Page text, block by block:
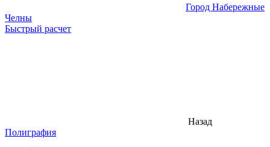
Город Набережные
Челны
Быстрый расчет
Назад
Полиграфия